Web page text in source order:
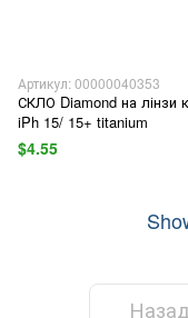
Артикул: 00000040353
СКЛО Diamond на лінзи
iPh 15/ 15+ titanium
$4.55
Назад